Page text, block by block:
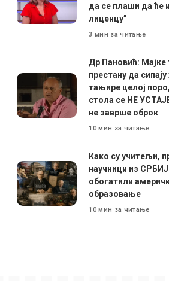
да се плаши да ће
лиценцу”
3 мин за читање
Др Пановић: Мајке
престану да сипају
тањире целој
стола се НЕ
не заврше оброк
10 мин за читање
Како су учитељи,
научници из
обогатили
образовање
10 мин за читање